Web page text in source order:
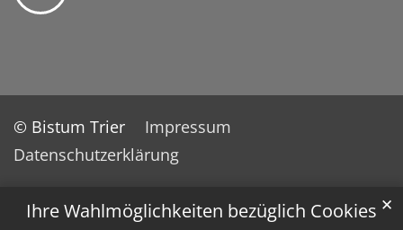
Ihre Wahlmöglichkeiten bezüglich Cookies ✕
© Bistum Trier
Impressum
Datenschutzerklärung